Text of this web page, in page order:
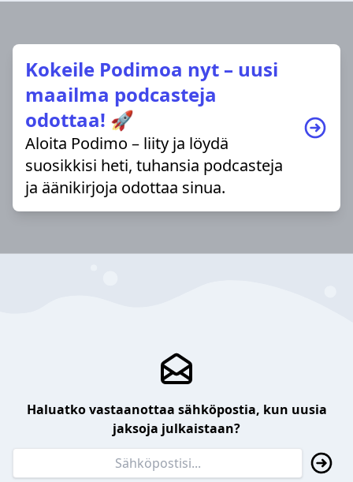
Kokeile Podimoa nyt – uusi
maailma podcasteja
odottaa! 🚀
Aloita Podimo – liity ja löydä
suosikkisi heti, tuhansia podcasteja
ja äänikirjoja odottaa sinua.
Haluatko vastaanottaa sähköpostia, kun uusia
jaksoja julkaistaan?